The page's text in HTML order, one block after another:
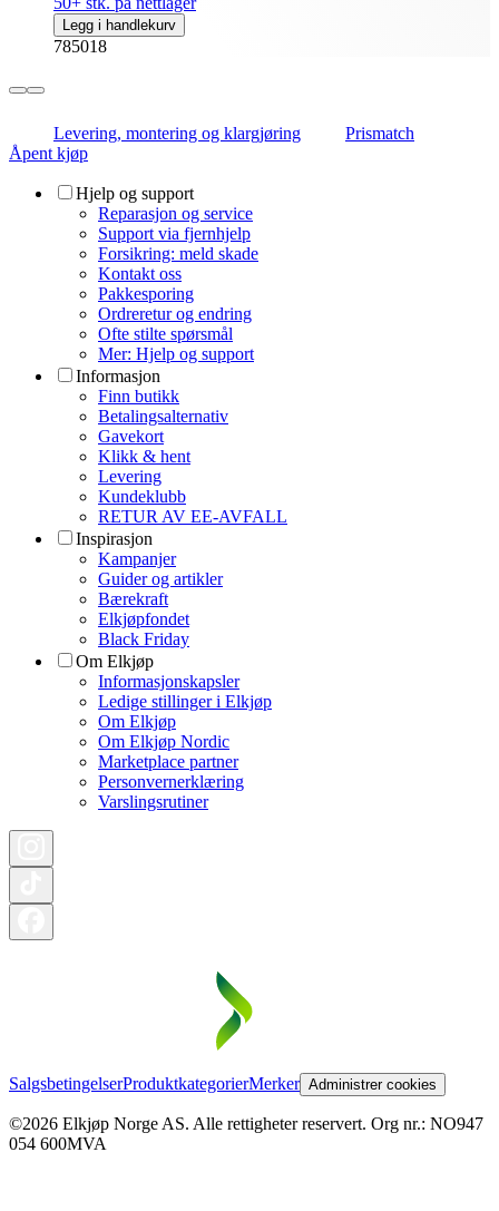
Legg i handlekurv
785018
Levering, montering og klargjøring
Prismatch
Åpent kjøp
Hjelp og support
Reparasjon og service
Support via fjernhjelp
Forsikring: meld skade
Kontakt oss
Pakkesporing
Ordreretur og endring
Ofte stilte spørsmål
Mer: Hjelp og support
Informasjon
Finn butikk
Betalingsalternativ
Gavekort
Klikk & hent
Levering
Kundeklubb
RETUR AV EE-AVFALL
Inspirasjon
Kampanjer
Guider og artikler
Bærekraft
Elkjøpfondet
Black Friday
Om Elkjøp
Informasjonskapsler
Ledige stillinger i Elkjøp
Om Elkjøp
Om Elkjøp Nordic
Marketplace partner
Personvernerklæring
Varslingsrutiner
SalgsbetingelserProduktkategorierMerker Administrer cookies
©2026 Elkjøp Norge AS. Alle rettigheter reservert. Org nr.: NO947
054 600MVA